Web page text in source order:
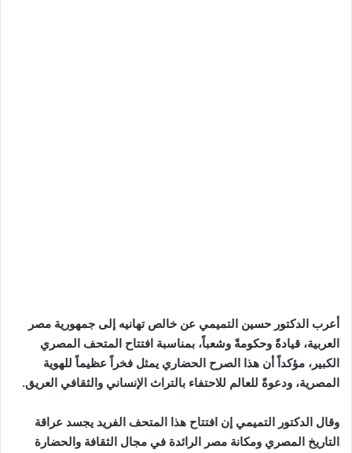
أعرب الدكتور حسين التميمي عن خالص تهانيه إلى جمهورية مصر
العربية، قيادةً وحكومةً وشعباً، بمناسبة افتتاح المتحف المصري
الكبير، مؤكداً أن هذا الصرح الحضاري يمثل فخراً عظيماً للهوية
المصرية، ودعوةً للعالم للاحتفاء بالتراث الإنساني والثقافي العريق.
وقال الدكتور التميمي إن افتتاح هذا المتحف الفريد يجسد عراقة
التاريخ المصري ومكانة مصر الرائدة في مجال الثقافة والحضارة